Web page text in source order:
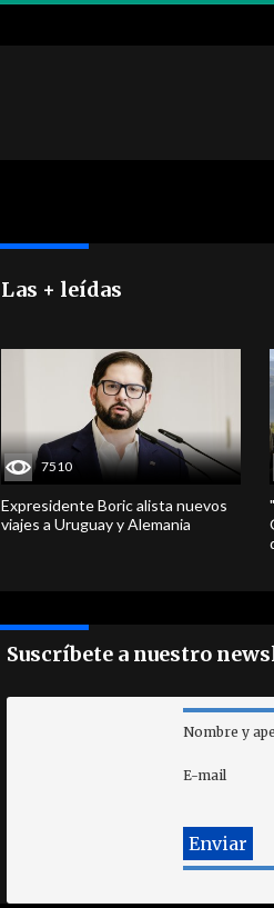
Las + leídas
7510
Expresidente Boric alista nuevos
viajes a Uruguay y Alemania
Suscríbete a nuestro
Nombre y
E-mail